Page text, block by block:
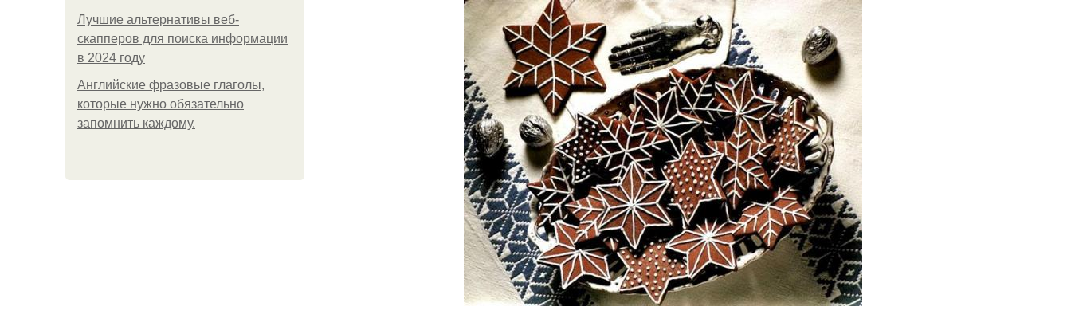
Лучшие альтернативы веб-
скапперов для поиска информации
в 2024 году
Английские фразовые глаголы,
которые нужно обязательно
запомнить каждому.